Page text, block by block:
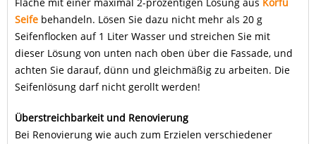
Seife behandeln. Lösen Sie dazu nicht mehr als 20 g
Seifenflocken auf 1 Liter Wasser und streichen Sie mit
dieser Lösung von unten nach oben über die Fassade, und
achten Sie darauf, dünn und gleichmäßig zu arbeiten. Die
Seifenlösung darf nicht gerollt werden!
Überstreichbarkeit und Renovierung
Bei Renovierung wie auch zum Erzielen verschiedener